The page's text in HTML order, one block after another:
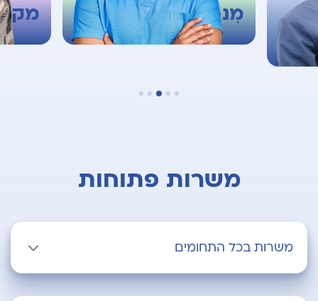
מִנהל האֲחָיוּת
משרות פתוחות
משרות בכל התחומים